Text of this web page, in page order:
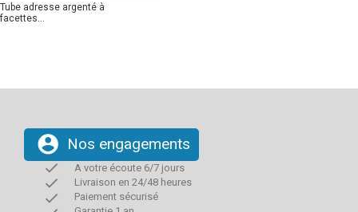
Tube adresse argenté à
facettes...
account_circle Nos engagements
done A votre écoute 6/7 jours
done Livraison en 24/48 heures
done Paiement sécurisé